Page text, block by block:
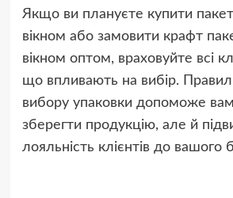
Якщо ви плануєте купити
вікном або замовити крафт
вікном оптом, враховуйте всі
що впливають на вибір.
вибору упаковки допоможе вам
зберегти продукцію, але й
лояльність клієнтів до вашого